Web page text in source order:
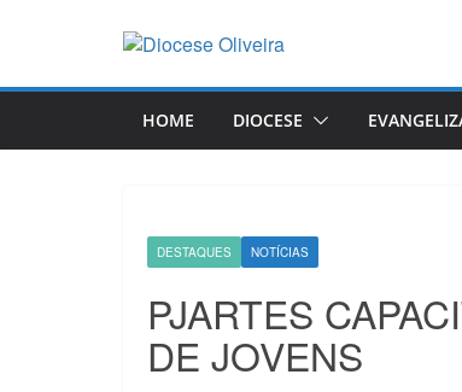
conteúdo
HOME DIOCESE
DESTAQUES NOTÍCIAS
PJARTES
DE JOVENS